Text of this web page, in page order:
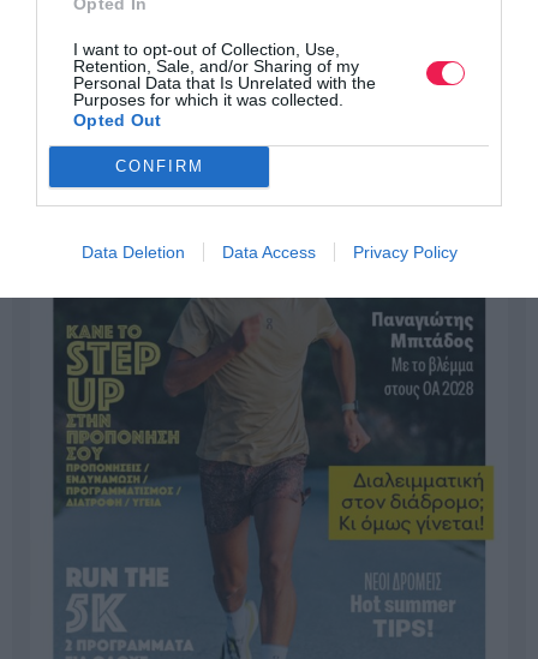
I want to opt-out of Collection, Use,
Retention, Sale, and/or Sharing of my
Personal Data that Is Unrelated with the
Purposes for which it was collected.
Opted Out
CONFIRM
Data Deletion Data Access Privacy Policy